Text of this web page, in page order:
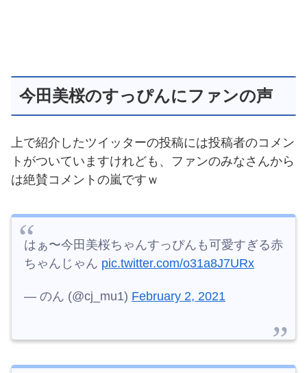
今田美桜のすっぴんにファンの声
上で紹介したツイッターの投稿には投稿者のコメン
トがついていますけれども、ファンのみなさんから
は絶賛コメントの嵐ですｗ
はぁ〜今田美桜ちゃんすっぴんも可愛すぎる赤
ちゃんじゃん pic.twitter.com/o31a8J7URx
— のん (@cj_mu1) February 2, 2021